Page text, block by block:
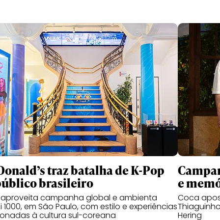
traz batalha de K-Pop
brasileiro
aproveita campanha global e ambienta
1000, em São Paulo, com estilo e experiências
à cultura sul-coreana
e
Coca
Hering